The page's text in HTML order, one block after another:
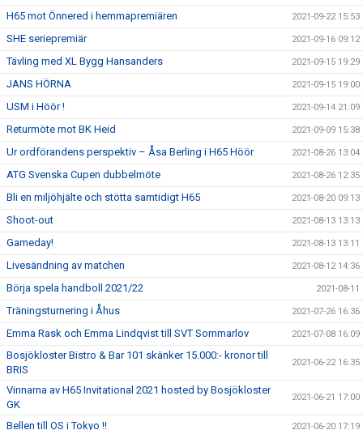
H65 mot Önnered i hemmapremiären 2021-09-22 15:53
SHE seriepremiär 2021-09-16 09:12
Tävling med XL Bygg Hansanders 2021-09-15 19:29
JANS HÖRNA 2021-09-15 19:00
USM i Höör ! 2021-09-14 21:09
Returmöte mot BK Heid 2021-09-09 15:38
Ur ordförandens perspektiv – Åsa Berling i H65 Höör 2021-08-26 13:04
ATG Svenska Cupen dubbelmöte 2021-08-26 12:35
Bli en miljöhjälte och stötta samtidigt H65 2021-08-20 09:13
Shoot-out 2021-08-13 13:13
Gameday! 2021-08-13 13:11
Livesändning av matchen 2021-08-12 14:36
Börja spela handboll 2021/22 2021-08-11
Träningsturnering i Åhus 2021-07-26 16:36
Emma Rask och Emma Lindqvist till SVT Sommarlov 2021-07-08 16:09
Bosjökloster Bistro & Bar 101 skänker 15.000:- kronor till
BRIS
2021-06-22 16:35
Vinnarna av H65 Invitational 2021 hosted by Bosjökloster
GK
2021-06-21 17:00
Bellen till OS i Tokyo !! 2021-06-20 17:19